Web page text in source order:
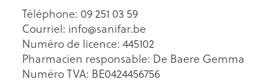
Téléphone: 09 251 03 59
Courriel: info@sanifar.be
Numéro de licence: 445102
Pharmacien responsable: De Baere Gemma
Numéro TVA: BE0424456756